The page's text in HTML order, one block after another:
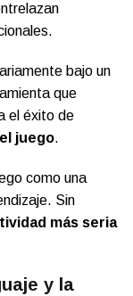
bajo un
que
el éxito de
el juego.
como una
Sin
más seria
y la